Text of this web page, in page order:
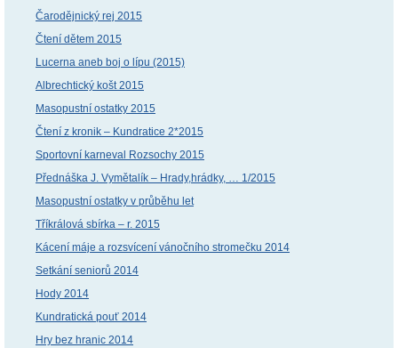
Čarodějnický rej 2015
Čtení dětem 2015
Lucerna aneb boj o lípu (2015)
Albrechtický košt 2015
Masopustní ostatky 2015
Čtení z kronik – Kundratice 2*2015
Sportovní karneval Rozsochy 2015
Přednáška J. Vymětalík – Hrady,hrádky, … 1/2015
Masopustní ostatky v průběhu let
Tříkrálová sbírka – r. 2015
Kácení máje a rozsvícení vánočního stromečku 2014
Setkání seniorů 2014
Hody 2014
Kundratická pouť 2014
Hry bez hranic 2014